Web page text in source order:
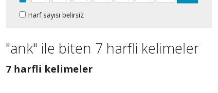
Harf sayısı belirsiz
"ank" ile biten 7 harfli kelimeler
7 harfli kelimeler